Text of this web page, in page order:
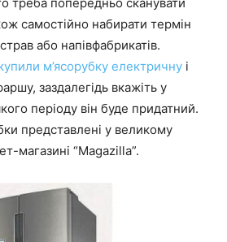
самостійно набирати термін
або напівфабрикатів.
м’ясорубку електричну і
заздалегідь вкажіть у
періоду він буде придатний.
представлені у великому
магазині “Magazilla”.